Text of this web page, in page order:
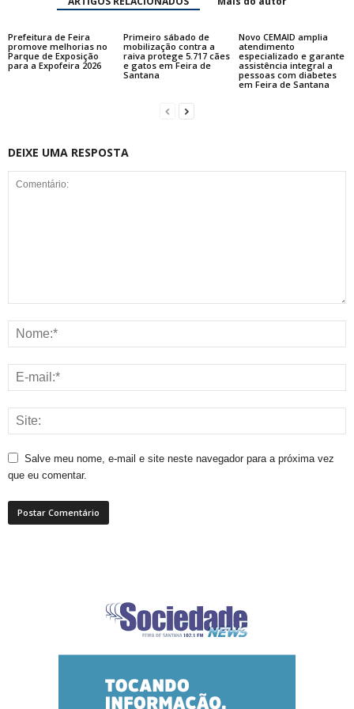
Prefeitura de Feira
promove melhorias no
Parque de Exposição
para a Expofeira 2026
Primeiro sábado de
mobilização contra a
raiva protege 5.717 cães
e gatos em Feira de
Santana
Novo CEMAID amplia
atendimento
especializado e garante
assistência integral a
pessoas com diabetes
em Feira de Santana
DEIXE UMA RESPOSTA
Salve meu nome, e-mail e site neste navegador para a próxima vez
que eu comentar.